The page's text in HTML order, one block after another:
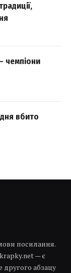
чемпіони
вбито
посилання.
— є
другого абзацу